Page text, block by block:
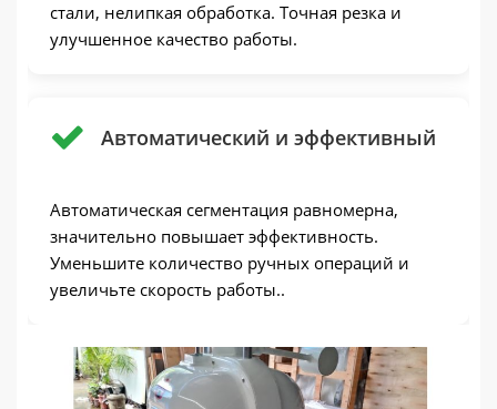
стали, нелипкая обработка. Точная резка и
улучшенное качество работы.
Автоматический и эффективный
Автоматическая сегментация равномерна,
значительно повышает эффективность.
Уменьшите количество ручных операций и
увеличьте скорость работы..